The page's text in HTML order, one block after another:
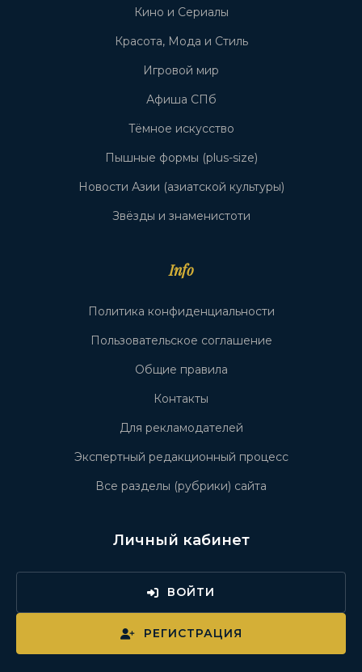
Кино и Сериалы
Красота, Мода и Стиль
Игровой мир
Афиша СПб
Тёмное искусство
Пышные формы (plus-size)
Новости Азии (азиатской культуры)
Звёзды и знаменистоти
Info
Политика конфиденциальности
Пользовательское соглашение
Общие правила
Контакты
Для рекламодателей
Экспертный редакционный процесс
Все разделы (рубрики) сайта
Личный кабинет
ВОЙТИ
РЕГИСТРАЦИЯ